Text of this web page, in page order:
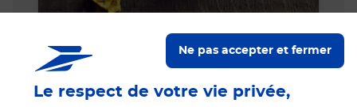
Le respect de votre vie privée,
Ne pas accepter et fermer
Comment expédier du vin en
Angleterre ?
En savoir plus